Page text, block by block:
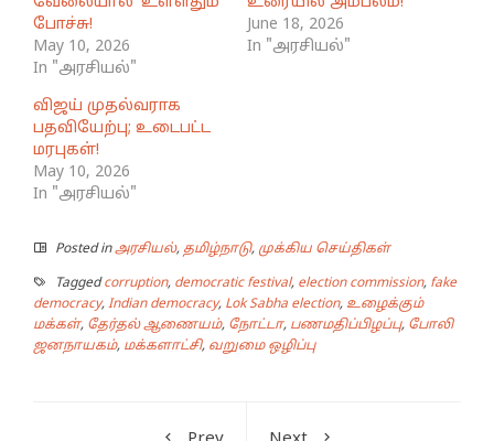
போச்சு!
May 10, 2026
In "அரசியல்"
June 18, 2026
In "அரசியல்"
விஜய் முதல்வராக
பதவியேற்பு; உடைபட்ட
மரபுகள்!
May 10, 2026
In "அரசியல்"
Posted inஅரசியல், தமிழ்நாடு, முக்கிய செய்திகள்
Taggedcorruption, democratic festival, election commission, fake
democracy, Indian democracy, Lok Sabha election, உழைக்கும்
மக்கள், தேர்தல் ஆணையம், நோட்டா, பணமதிப்பிழப்பு, போலி
ஜனநாயகம், மக்களாட்சி, வறுமை ஒழிப்பு